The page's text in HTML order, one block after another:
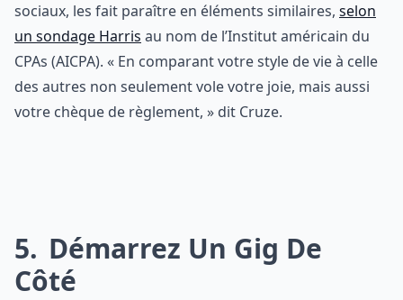
sociaux, les fait paraître en éléments similaires, selon
un sondage Harris au nom de l’Institut américain du
CPAs (AICPA). « En comparant votre style de vie à celle
des autres non seulement vole votre joie, mais aussi
votre chèque de règlement, » dit Cruze.
5 Démarrez Un Gig De
Côté